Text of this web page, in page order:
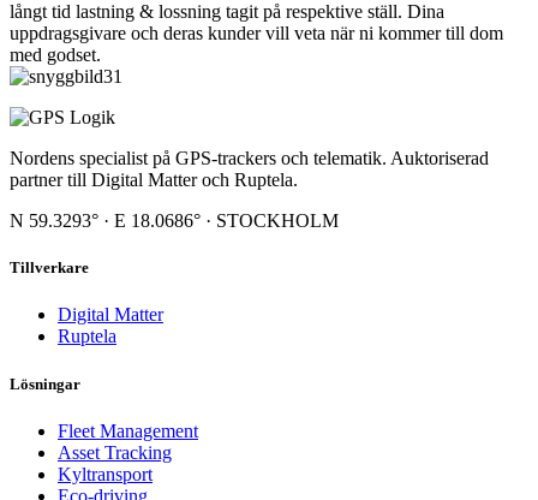
långt tid lastning & lossning tagit på respektive ställ. Dina
uppdragsgivare och deras kunder vill veta när ni kommer till dom
med godset.
Nordens specialist på GPS-trackers och telematik. Auktoriserad
partner till Digital Matter och Ruptela.
N 59.3293° · E 18.0686° · STOCKHOLM
Tillverkare
Digital Matter
Ruptela
Lösningar
Fleet Management
Asset Tracking
Kyltransport
Eco-driving